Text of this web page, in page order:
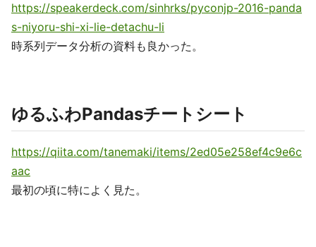
https://speakerdeck.com/sinhrks/pyconjp-2016-panda
s-niyoru-shi-xi-lie-detachu-li
時系列データ分析の資料も良かった。
ゆるふわPandasチートシート
https://qiita.com/tanemaki/items/2ed05e258ef4c9e6c
aac
最初の頃に特によく見た。